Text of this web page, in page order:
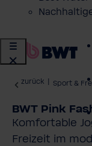
zurück Sport &
BWT Pink
Komfortable
Freizeit im